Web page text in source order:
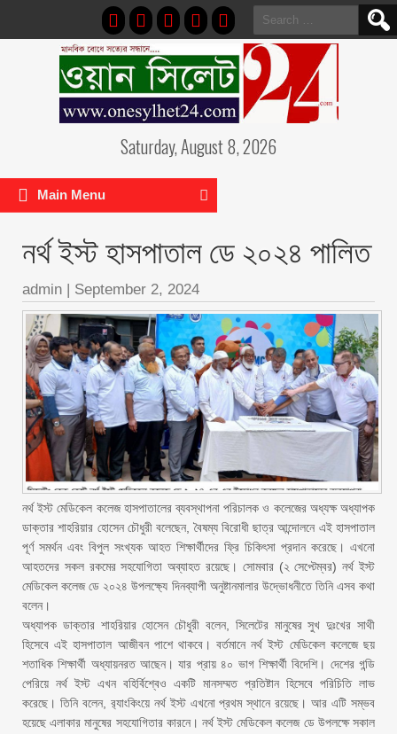
Search
for:
Saturday, August 8, 2026
Main Menu
নর্থ ইস্ট হাসপাতাল ডে ২০২৪ পালিত
admin | September 2, 2024
নর্থ ইস্ট মেডিকেল কলেজ হাসপাতালের ব্যবস্থাপনা পরিচালক ও কলেজের অধ্যক্ষ অধ্যাপক
ডাক্তার শাহরিয়ার হোসেন চৌধুরী বলেছেন, বৈষম্য বিরোধী ছাত্র আন্দোলনে এই হাসপাতাল
পূর্ণ সমর্থন এবং বিপুল সংখ্যক আহত শিক্ষার্থীদের ফ্রি চিকিৎসা প্রদান করেছে। এখনো
আহতদের সকল রকমের সহযোগিতা অব্যাহত রয়েছে। সোমবার (২ সেপ্টেম্বর) নর্থ ইস্ট
মেডিকেল কলেজ ডে ২০২৪ উপলক্ষ্যে দিনব্যাপী অনুষ্টানমালার উদ্ভোধনীতে তিনি এসব কথা
বলেন।
অধ্যাপক ডাক্তার শাহরিয়ার হোসেন চৌধুরী বলেন, সিলেটের মানুষের সুখ দুঃখের সাথী
হিসেবে এই হাসপাতাল আজীবন পাশে থাকবে। বর্তমানে নর্থ ইস্ট মেডিকেল কলেজে ছয়
শতাধিক শিক্ষার্থী অধ্যায়নরত আছেন। যার প্রায় ৪০ ভাগ শিক্ষার্থী বিদেশি। দেশের গন্ডি
পেরিয়ে নর্থ ইস্ট এখন বহির্বিশ্বেও একটি মানসম্মত প্রতিষ্টান হিসেবে পরিচিতি লাভ
করেছে। তিনি বলেন, র‌্যাংকিংয়ে নর্থ ইস্ট এখনো প্রথম স্থানে রয়েছে। আর এটি সম্ভব
হয়েছে এলাকার মানুষের সহযোগিতার কারনে। নর্থ ইস্ট মেডিকেল কলেজ ডে উপলক্ষে সকাল